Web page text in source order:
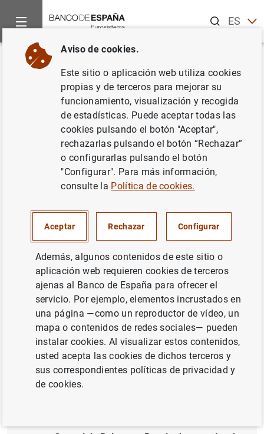
ESEN
Inicio Publicaciones
Volver
Central de Balances. Resultados
anuales de las empresas no
financieras 2017
CENTRAL DE BALANCES
BANCO DE ESPAÑA
SOCIEDADES NO FINANCIERAS, EMPRESAS
INSTITUCIONES FINANCIERAS, BANCOS
Aviso de cookies.
Este sitio o aplicación web utiliza cookies
propias y de terceros para mejorar su
funcionamiento, visualización y recogida
de estadísticas. Puede aceptar todas las
cookies pulsando el botón "Aceptar",
rechazarlas pulsando el botón “Rechazar”
o configurarlas pulsando el botón
"Configurar". Para más información,
consulte la Política de cookies.
Aceptar Rechazar Configurar
Además, algunos contenidos de este sitio o
aplicación web requieren cookies de terceros
ajenas al Banco de España para ofrecer el
servicio. Por ejemplo, elementos incrustados en
una página —como un reproductor de vídeo, un
mapa o contenidos de redes sociales— pueden
instalar cookies. Al visualizar estos contenidos,
usted acepta las cookies de dichos terceros y
sus correspondientes políticas de privacidad y
de cookies.